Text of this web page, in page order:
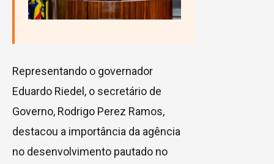
Representando o governador
Eduardo Riedel, o secretário de
Governo, Rodrigo Perez Ramos,
destacou a importância da agência
no desenvolvimento pautado no